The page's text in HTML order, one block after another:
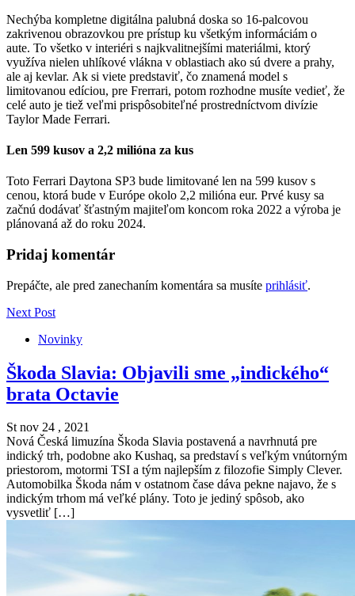
Nechýba kompletne digitálna palubná doska so 16-palcovou
zakrivenou obrazovkou pre prístup ku všetkým informáciám o
aute. To všetko v interiéri s najkvalitnejšími materiálmi, ktorý
využíva nielen uhlíkové vlákna v oblastiach ako sú dvere a prahy,
ale aj kevlar. Ak si viete predstaviť, čo znamená model s
limitovanou edíciou, pre Frerrari, potom rozhodne musíte vedieť, že
celé auto je tiež veľmi prispôsobiteľné prostredníctvom divízie
Taylor Made Ferrari.
Len 599 kusov a 2,2 milióna za kus
Toto Ferrari Daytona SP3 bude limitované len na 599 kusov s
cenou, ktorá bude v Európe okolo 2,2 milióna eur. Prvé kusy sa
začnú dodávať šťastným majiteľom koncom roka 2022 a výroba je
plánovaná až do roku 2024.
Pridaj komentár
Prepáčte, ale pred zanechaním komentára sa musíte prihlásiť.
Next Post
Novinky
Škoda Slavia: Objavili sme „indického“
brata Octavie
St nov 24 , 2021
Nová Česká limuzína Škoda Slavia postavená a navrhnutá pre
indický trh, podobne ako Kushaq, sa predstaví s veľkým vnútorným
priestorom, motormi TSI a tým najlepším z filozofie Simply Clever.
Automobilka Škoda nám v ostatnom čase dáva pekne najavo, že s
indickým trhom má veľké plány. Toto je jediný spôsob, ako
vysvetliť […]